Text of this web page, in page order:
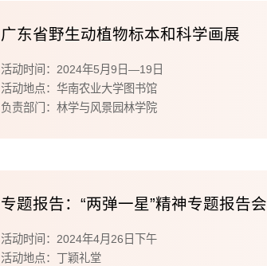
广东省野生动植物标本和科学画展
活动时间：2024年5月9日—19日
活动地点：华南农业大学图书馆
负责部门：林学与风景园林学院
专题报告：“两弹一星”精神专题报告会
活动时间：2024年4月26日下午
活动地点：丁颖礼堂